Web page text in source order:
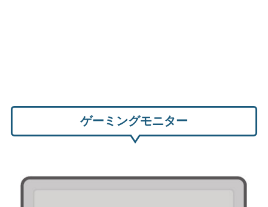
ゲーミングモニター